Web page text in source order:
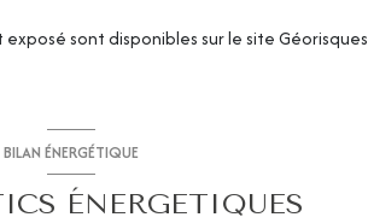
sont disponibles sur le siteGéorisques
BILAN ÉNERGÉTIQUE
ÉNERGETIQUES